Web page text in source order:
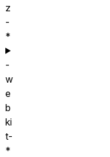
z
-
*
-
w
e
b
ki
t-
*